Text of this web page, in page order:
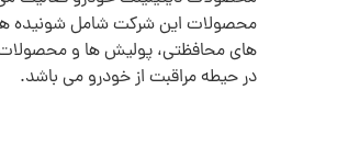
محصولات این شرکت شامل شونیده
های محافظتی، پولیش ها و
در حیطه مراقبت از خودرو می باشد.